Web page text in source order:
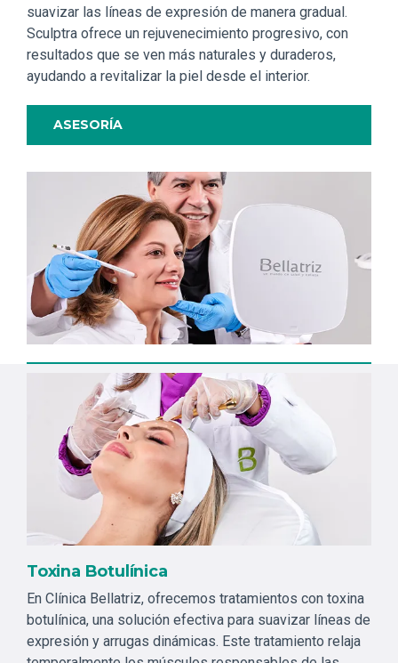
suavizar las líneas de expresión de manera gradual.
Sculptra ofrece un rejuvenecimiento progresivo, con
resultados que se ven más naturales y duraderos,
ayudando a revitalizar la piel desde el interior.
ASESORÍA
Toxina Botulínica
En Clínica Bellatriz, ofrecemos tratamientos con toxina
botulínica, una solución efectiva para suavizar líneas de
expresión y arrugas dinámicas. Este tratamiento relaja